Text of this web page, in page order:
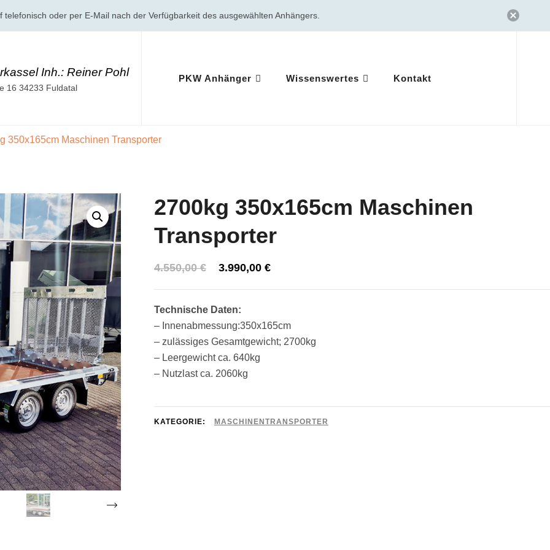
oder per E-Mail nach der Verfügbarkeit des ausgewählten Anhängers.
Inh.: Reiner Pohl
16 34233 Fuldatal
PKW Anhänger Wissenswertes Kontakt
350x165cm Maschinen Transporter
2700kg 350x165cm Maschinen
Transporter
4.550,00€
Ursprünglicher
4.550,00 €
3.990,00 €Aktueller
3.990,00 €.
Technische Daten:
– Innenabmessung:350x165cm
– zulässiges Gesamtgewicht; 2700kg
– Leergewicht ca. 640kg
– Nutzlast ca. 2060kg
KATEGORIE: MASCHINENTRANSPORTER